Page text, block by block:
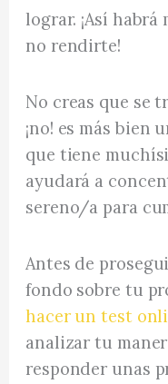
lograr. ¡Así
no rendirte!
No creas que se
¡no! es más bien
que tiene
ayudará a
sereno/a para
Antes de
fondo sobre tu
hacer un test
analizar tu
responder unas